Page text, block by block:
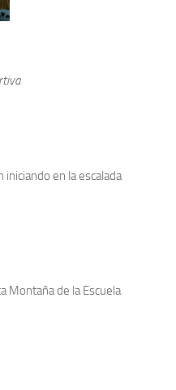
en la escalada
Montaña de la Escuela